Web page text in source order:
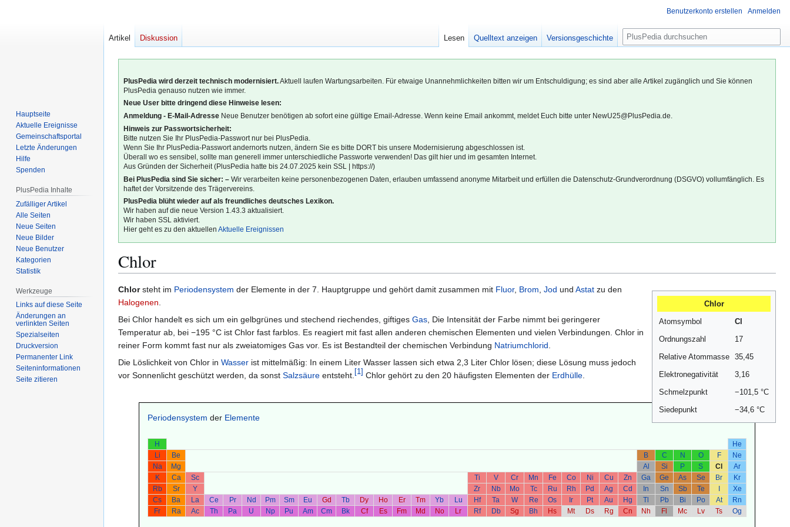
PlusPedia wird derzeit technisch modernisiert.Aktuell laufen Wartungsarbeiten. Für etwaige Unannehmlichkeiten bitten wir um Entschuldigung; es sind aber alle Artikel zugänglich und Sie können
PlusPedia genauso nutzen wie immer.
Neue User bitte dringend diese Hinweise lesen:
Anmeldung - E-Mail-Adresse Neue Benutzer benötigen ab sofort eine gültige Email-Adresse. Wenn keine Email ankommt, meldet Euch bitte unter NewU25@PlusPedia.de.
Hinweis zur Passwortsicherheit:
Bitte nutzen Sie Ihr PlusPedia-Passwort nur bei PlusPedia.
Wenn Sie Ihr PlusPedia-Passwort andernorts nutzen, ändern Sie es bitte DORT bis unsere Modernisierung abgeschlossen ist.
Überall wo es sensibel, sollte man generell immer unterschiedliche Passworte verwenden! Das gilt hier und im gesamten Internet.
Aus Gründen der Sicherheit (PlusPedia hatte bis 24.07.2025 kein SSL | https://)
Bei PlusPedia sind Sie sicher: – Wir verarbeiten keine personenbezogenen Daten, erlauben umfassend anonyme Mitarbeit und erfüllen die Datenschutz-Grundverordnung (DSGVO) vollumfänglich. Es
haftet der Vorsitzende des Trägervereins.
PlusPedia blüht wieder auf als freundliches deutsches Lexikon.
Wir haben auf die neue Version 1.43.3 aktualisiert.
Wir haben SSL aktiviert.
Hier geht es zu den aktuellenAktuelle Ereignissen
Chlor
Zur
Navigation
springen
Zur
Suche
springen
Chlor
Atomsymbol
Cl
Ordnungszahl
17
Relative Atommasse 35,45
Elektronegativität
3,16
Schmelzpunkt
−101,5 °C
Siedepunkt
−34,6 °C
Chlorsteht im Periodensystem der Elemente in der 7. Hauptgruppe und gehört damit zusammen mit Fluor, Brom Jod und Astat zu den
Halogenen
Bei Chlor handelt es sich um ein gelbgrünes und stechend riechendes, giftiges Gas , Die Intensität der Farbe nimmt bei geringerer
Temperatur ab, bei −195 °C ist Chlor fast farblos. Es reagiert mit fast allen anderen chemischen Elementen und vielen Verbindungen. Chlor in
reiner Form kommt fast nur als zweiatomiges Gas vor. Es ist Bestandteil der chemischen Verbindung Natriumchlorid
Die Löslichkeit von Chlor in Wasser ist mittelmäßig: In einem Liter Wasser lassen sich etwa 2,3 Liter Chlor lösen; diese Lösung muss jedoch
vor Sonnenlicht geschützt werden, da sonst Salzsäure entsteht. [1] Chlor gehört zu den 20 häufigsten Elementen der Erdhülle
Periodensystem der Elemente
H
He
Li
Be B C N O F
Ne
Na
Mg Al Si P S Cl
Ar
K
Ca Sc Ti V Cr Mn Fe Co Ni Cu Zn Ga Ge As Se Br
Kr
Rb
Sr Y Zr Nb Mo Tc Ru Rh Pd Ag Cd In Sn Sb Te I
Xe
Cs
Ba La Ce Pr Nd Pm Sm Eu Gd Tb Dy Ho Er Tm Yb Lu Hf Ta W Re Os Ir Pt Au Hg Tl Pb Bi Po At
Rn
Fr
Ra Ac Th Pa U Np Pu Am Cm Bk Cf Es Fm Md No Lr Rf Db Sg Bh Hs Mt Ds Rg Cn Nh Fl Mc Lv Ts Og
Benutzerkonto erstellen Anmelden
Artikel Diskussion Lesen Quelltext anzeigen Versionsgeschichte
S
u
c
e
Hauptseite
Aktuelle Ereignisse
Gemeinschafts­portal
Letzte Änderungen
Hilfe
Spenden
PlusPedia Inhalte
Zufälliger Artikel
Alle Seiten
Neue Seiten
Neue Bilder
Neue Benutzer
Kategorien
Statistik
Werkzeuge
Links auf diese Seite
Änderungen an
verlinkten Seiten
Spezialseiten
Druckversion
Permanenter Link
Seiten­­informationen
Seite zitieren